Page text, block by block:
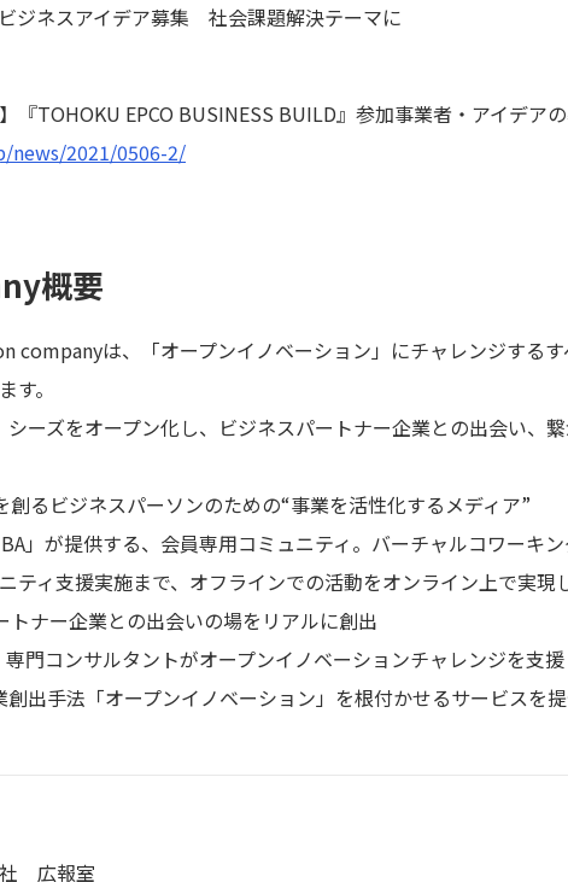
ジネスアイデア募集 社会課題解決テーマに
TOHOKU EPCO BUSINESS BUILD』参加事業者・アイデア
2021/0506-2/
概要
companyは、「オープンイノベーション」にチャレンジする
。
シーズをオープン化し、ビジネスパートナー企業との出会い、
創るビジネスパーソンのための“事業を活性化するメディア”
」が提供する、会員専用コミュニティ。バーチャルコワーキ
ティ支援実施まで、オフラインでの活動をオンライン上で実現
トナー企業との出会いの場をリアルに創出
専門コンサルタントがオープンイノベーションチャレンジを支援
出手法「オープンイノベーション」を根付かせるサービスを
社 広報室